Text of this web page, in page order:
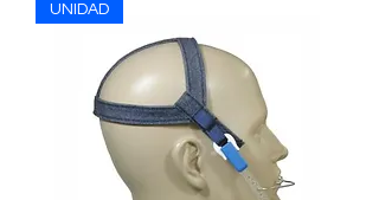
UNIDAD